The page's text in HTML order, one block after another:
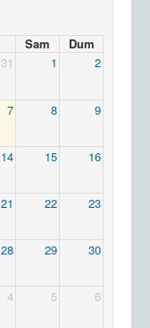
Sam
Dum
31 1 2
7 8 9
14 15 16
21 22 23
28 29 30
4 5 6